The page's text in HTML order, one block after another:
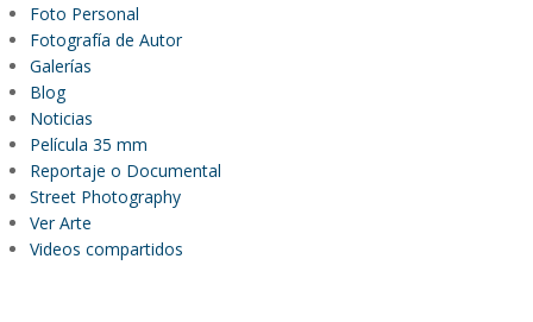
Foto Personal
Fotografía de Autor
Galerías
Blog
Noticias
Película 35 mm
Reportaje o Documental
Street Photography
Ver Arte
Videos compartidos